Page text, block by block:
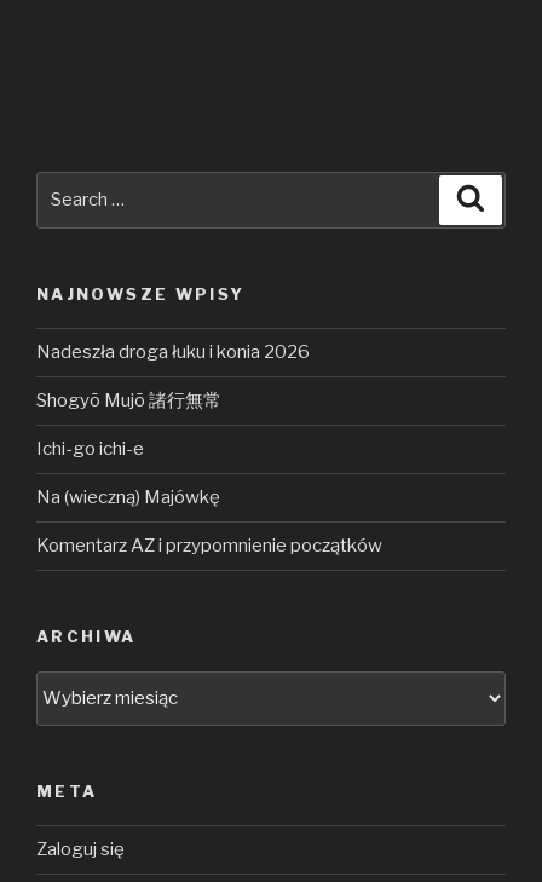
NAJNOWSZE WPISY
Nadeszła droga łuku i konia 2026
Shogyō Mujō 諸行無常
Ichi-go ichi-e
Na (wieczną) Majówkę
Komentarz AZ i przypomnienie początków
ARCHIWA
Archiwa
META
Zaloguj się